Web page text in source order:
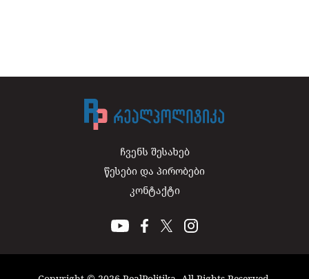
ჩვენს შესახებ
წესები და პირობები
კონტაქტი